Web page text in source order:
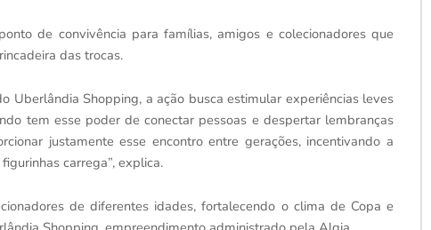
de convivência para famílias, amigos e colecionadores que
das trocas.
Uberlândia Shopping, a ação busca estimular experiências leves
tem esse poder de conectar pessoas e despertar lembranças
justamente esse encontro entre gerações, incentivando a
carrega”, explica.
de diferentes idades, fortalecendo o clima de Copa e